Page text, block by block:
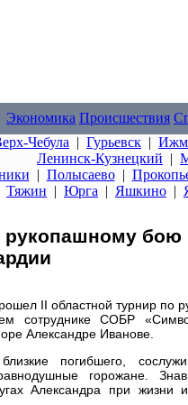
Экономика Происшествия
Чебула | Гурьевск |
Ленинск-Кузнецкий |
| Полысаево|
Тяжин | Юрга | Яшкино |
рукопашному бою
II областной турнир по
сотруднике СОБР
Александре Иванове.
погибшего,
горожане.
Александра при жизни